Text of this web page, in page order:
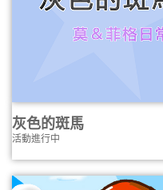
灰色的斑馬
活動進行中